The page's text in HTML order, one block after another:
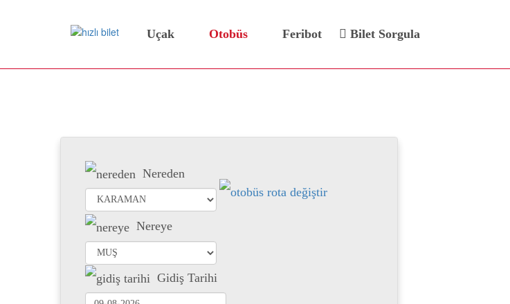
Uçak Otobüs Feribot Bilet Sorgula
Nereden
Nereye
Gidiş Tarihi